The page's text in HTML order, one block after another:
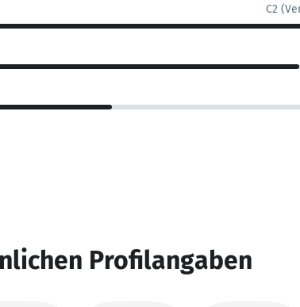
C2
Profilangaben